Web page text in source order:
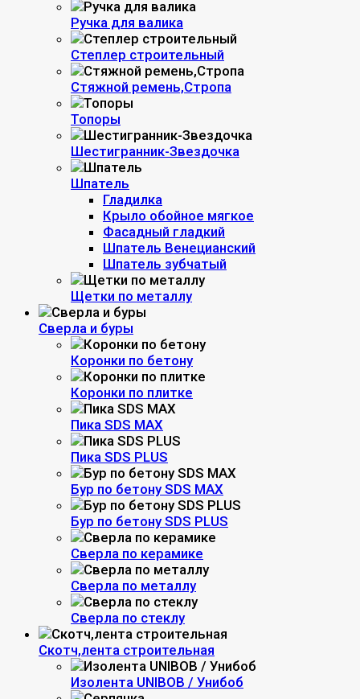
Ручка для валика
Степлер строительный
Стяжной ремень,Стропа
Топоры
Шестигранник-Звездочка
Шпатель
Гладилка
Крыло обойное мягкое
Фасадный гладкий
Шпатель Венецианский
Шпатель зубчатый
Щетки по металлу
Сверла и буры
Коронки по бетону
Коронки по плитке
Пика SDS MAX
Пика SDS PLUS
Бур по бетону SDS MAX
Бур по бетону SDS PLUS
Сверла по керамике
Сверла по металлу
Сверла по стеклу
Скотч,лента строительная
Изолента UNIBOB / Унибоб